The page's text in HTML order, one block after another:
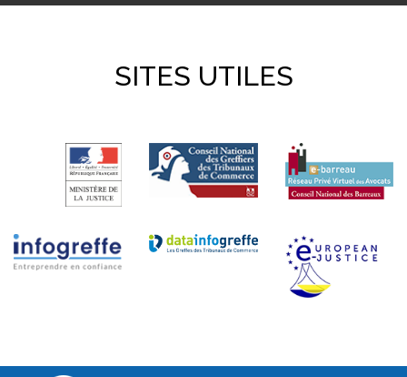
SITES UTILES